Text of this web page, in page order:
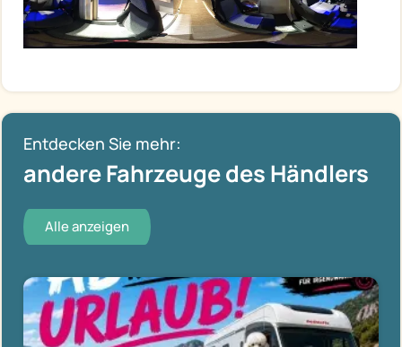
Entdecken Sie mehr:
andere Fahrzeuge des Händlers
Alle anzeigen